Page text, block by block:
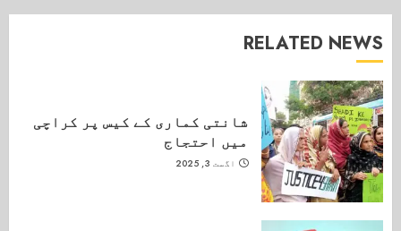
RELATED NEWS
شانتی کماری کے کیس پر کراچی
میں احتجاج
اگست 3, 2025